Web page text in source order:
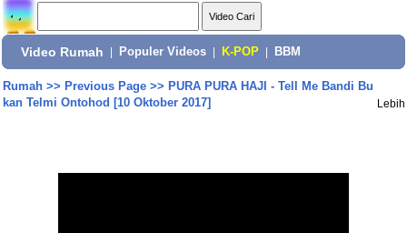
Video Rumah Populer Videos K-POP BBM
Rumah>> Previous Page>> PURA PURA HAJI - Tell Me Bandi Bu
kan Telmi Ontohod [10 Oktober 2017]
Lebih